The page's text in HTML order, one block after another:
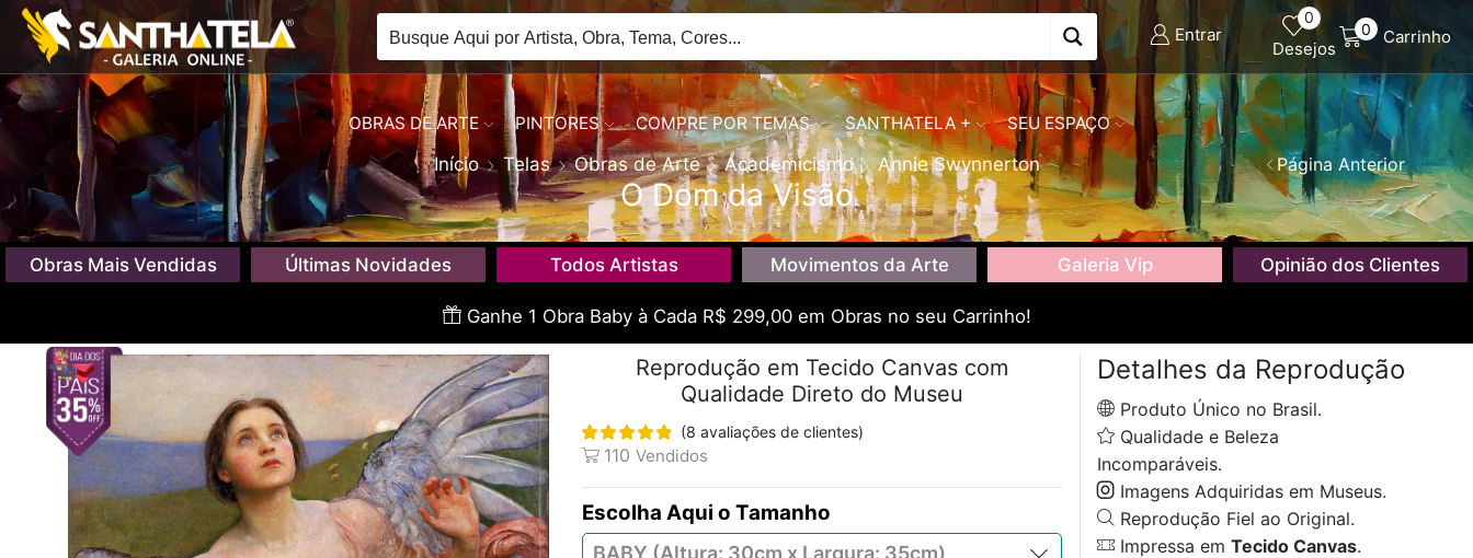
Entrar
0
Desejos
0 Carrinho
OBRAS DE ARTE PINTORES COMPRE POR TEMAS SANTHATELA + SEU ESPAÇO
Início Telas Obras de Arte Academicismo Annie Swynnerton
O Dom da Visão
Página Anterior
Obras Mais Vendidas Últimas Novidades Todos Artistas Movimentos da Arte Galeria Vip Opinião dos Clientes
Ganhe 1 Obra Baby à Cada R$ 299,00 em Obras no seu Carrinho!
Reprodução em Tecido Canvas com
Qualidade Direto do Museu
(8 avaliações de clientes)
110 Vendidos
Tamanho
Detalhes da Reprodução
Produto Único no Brasil.
Qualidade e Beleza
Incomparáveis.
Imagens Adquiridas em Museus.
Reprodução Fiel ao Original.
Impressa em Tecido Canvas.